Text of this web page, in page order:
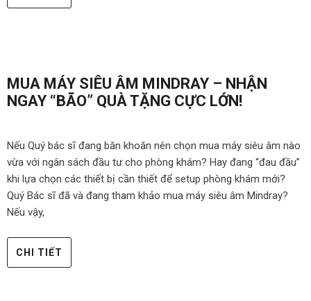
MUA MÁY SIÊU ÂM MINDRAY – NHẬN
NGAY “BÃO” QUÀ TẶNG CỰC LỚN!
Nếu Quý bác sĩ đang băn khoăn nên chọn mua máy siêu âm nào
vừa với ngân sách đầu tư cho phòng khám? Hay đang “đau đầu”
khi lựa chọn các thiết bị cần thiết để setup phòng khám mới?
Quý Bác sĩ đã và đang tham khảo mua máy siêu âm Mindray?
Nếu vậy,
CHI TIẾT